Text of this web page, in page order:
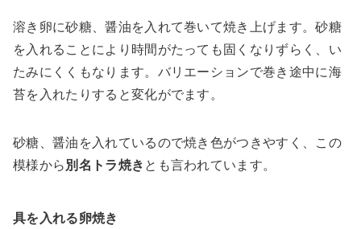
溶き卵に砂糖、醤油を入れて巻いて焼き上げます。砂糖
を入れることにより時間がたっても固くなりずらく、い
たみにくくもなります。バリエーションで巻き途中に海
苔を入れたりすると変化がでます。
砂糖、醤油を入れているので焼き色がつきやすく、この
模様から別名トラ焼き とも言われています。
具を入れる卵焼き